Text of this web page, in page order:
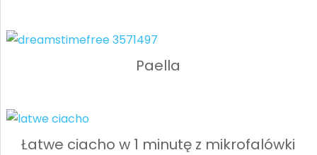
Paella
Łatwe ciacho w 1 minutę z mikrofalówki